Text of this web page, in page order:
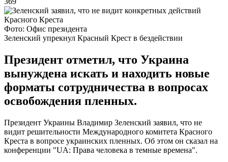
Фото: Офис президента
Зеленский упрекнул Красный Крест в бездействии
Президент отметил, что Украина
вынуждена искать и находить новые
форматы сотрудничества в вопросах
освобождения пленных.
Президент Украины Владимир Зеленский заявил, что не
видит решительности Международного комитета Красного
Креста в вопросе украинских пленных. Об этом он сказал на
конференции "UA: Права человека в темные времена".